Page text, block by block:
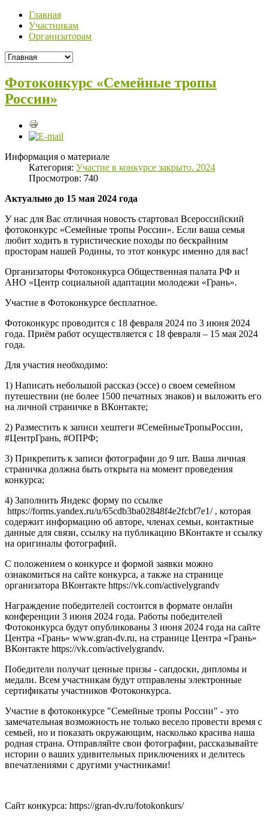
Главная
Участникам
Организаторам
Фотоконкурс «Семейные тропы
России»
Информация о материале
Категория: Участие в конкурсе закрыто. 2024
Просмотров: 740
Актуально до 15 мая 2024 года
У нас для Вас отличная новость стартовал Всероссийский
фотоконкурс «Семейные тропы России». Если ваша семья
любит ходить в туристические походы по бескрайним
просторам нашей Родины, то этот конкурс именно для вас!
Организаторы Фотоконкурса Общественная палата РФ и
АНО «Центр социальной адаптации молодежи «Грань».
Участие в Фотоконкурсе бесплатное.
Фотоконкурс проводится с 18 февраля 2024 по 3 июня 2024
года. Приём работ осуществляется с 18 февраля – 15 мая 2024
года.
Для участия необходимо:
1) Написать небольшой рассказ (эссе) о своем семейном
путешествии (не более 1500 печатных знаков) и выложить его
на личной страничке в ВКонтакте;
2) Разместить к записи хештеги #СемейныеТропыРоссии,
#ЦентрГрань, #ОПРФ;
3) Прикрепить к записи фотографии до 9 шт. Ваша личная
страничка должна быть открыта на момент проведения
конкурса;
4) Заполнить Яндекс форму по ссылке
https://forms.yandex.ru/u/65cdb3ba02848f4e2fcbf7e1/ , которая
содержит информацию об авторе, членах семьи, контактные
данные для связи, ссылку на публикацию ВКонтакте и ссылку
на оригиналы фотографий.
С положением о конкурсе и формой заявки можно
ознакомиться на сайте конкурса, а также на странице
организатора ВКонтакте https://vk.com/activelygrandv
Награждение победителей состоится в формате онлайн
конференции 3 июня 2024 года. Работы победителей
Фотоконкурса будут опубликованы 3 июня 2024 года на сайте
Центра «Грань» www.gran-dv.ru, на странице Центра «Грань»
ВКонтакте https://vk.com/activelygrandv.
Победители получат ценные призы - сапдоски, дипломы и
медали. Всем участникам будут отправлены электронные
сертификаты участников Фотоконкурса.
Участие в фотоконкурсе "Семейные тропы России" - это
замечательная возможность не только весело провести время с
семьей, но и показать окружающим, насколько красива наша
родная страна. Отправляйте свои фотографии, рассказывайте
истории о ваших удивительных приключениях и делитесь
впечатлениями с другими участниками!
Сайт конкурса: https://gran-dv.ru/fotokonkurs/